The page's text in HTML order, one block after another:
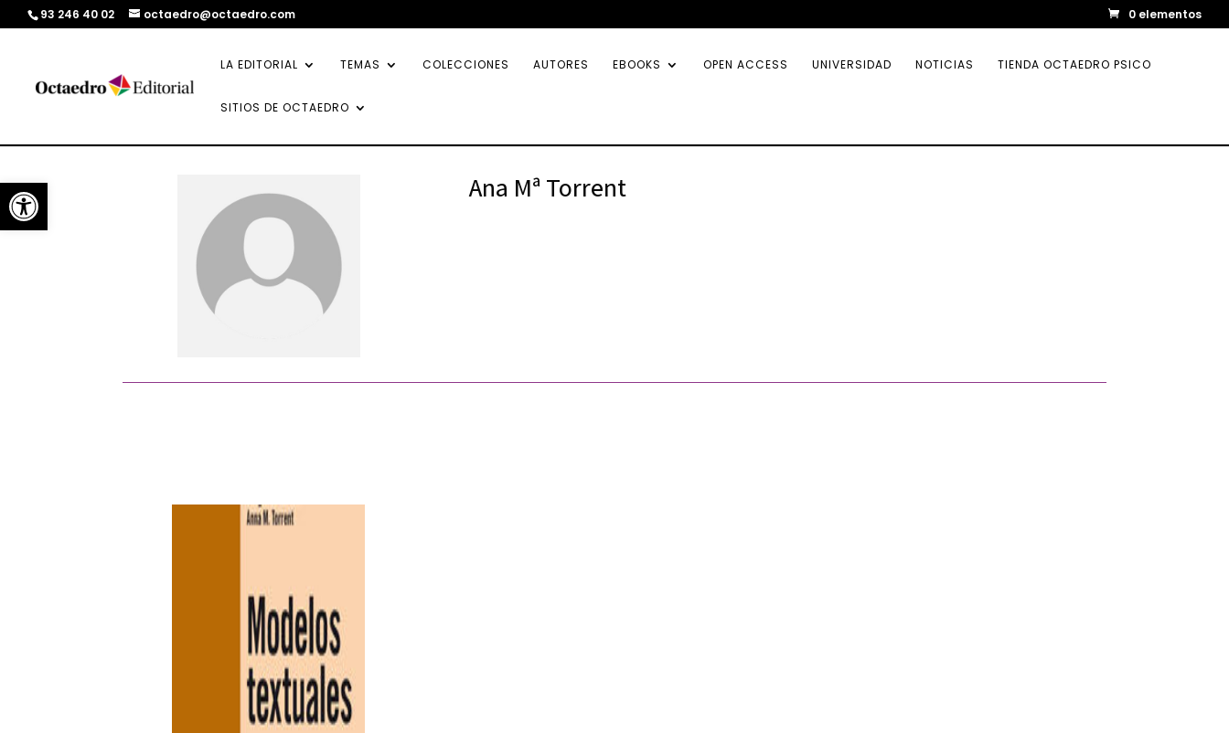
Abrir barra de herramientas
93 246 40 02 octaedro@octaedro.com 0 elementos
LA EDITORIAL TEMAS COLECCIONES AUTORES EBOOKS OPEN ACCESS UNIVERSIDAD NOTICIAS TIENDA OCTAEDRO PSICO
SITIOS DE OCTAEDRO
Ana Mª Torrent